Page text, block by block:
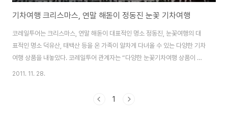
기차여행 크리스마스, 연말 해돋이 정동진 눈꽃 기차여행
코레일투어는 크리스마스, 연말 해돋이 대표적인 명소 정동진, 눈꽃여행의 대
표적인 명소 덕유산, 태백산 등을 온 가족이 알차게 다녀올 수 있는 다양한 기차
여행 상품을 내놓았다. 코레일투어 관계자는 “다양한 눈꽃기차여행 상품이 있
지만, 그 중 꼭 가보아야 할 5가지 상품을 추천하고 싶다”며, “크리스마스, 연
2011. 11. 28.
1